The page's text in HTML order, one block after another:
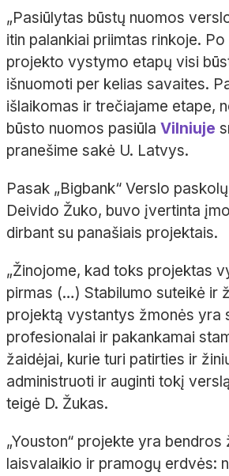
„Pasiūlytas būstų nuomos
itin palankiai priimtas rinkoje.
projekto vystymo etapų visi
išnuomoti per kelias savaites.
išlaikomas ir trečiajame etape,
būsto nuomos pasiūla Vilniuje
pranešime sakė U. Latvys.
Pasak „Bigbank“ Verslo
Deivido Žuko, buvo įvertinta
dirbant su panašiais projektais.
„Žinojome, kad toks projektas
pirmas (…) Stabilumo suteikė ir
projektą vystantys žmonės yra
profesionalai ir pakankamai
žaidėjai, kurie turi patirties ir
administruoti ir auginti tokį
teigė D. Žukas.
„Youston“ projekte yra bendros
laisvalaikio ir pramogų erdvės: